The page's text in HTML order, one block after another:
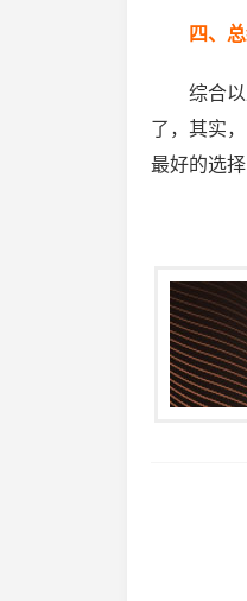
四、
综合
了，其实
最好的选择